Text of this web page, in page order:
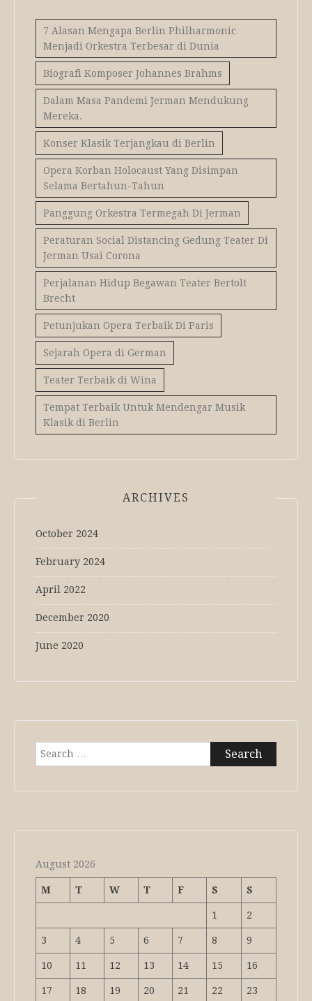
7 Alasan Mengapa Berlin Philharmonic
Menjadi Orkestra Terbesar di Dunia
Biografi Komposer Johannes Brahms
Dalam Masa Pandemi Jerman Mendukung
Mereka.
Konser Klasik Terjangkau di Berlin
Opera Korban Holocaust Yang Disimpan
Selama Bertahun-Tahun
Panggung Orkestra Termegah Di Jerman
Peraturan Social Distancing Gedung Teater Di
Jerman Usai Corona
Perjalanan Hidup Begawan Teater Bertolt
Brecht
Petunjukan Opera Terbaik Di Paris
Sejarah Opera di German
Teater Terbaik di Wina
Tempat Terbaik Untuk Mendengar Musik
Klasik di Berlin
ARCHIVES
October 2024
February 2024
April 2022
December 2020
June 2020
Search
August 2026
M T W T F S S
1 2
3 4 5 6 7 8 9
10 11 12 13 14 15 16
17 18 19 20 21 22 23